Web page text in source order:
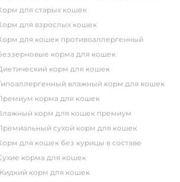
корм для старых кошек
корм для взрослых кошек
корм для кошек противоаллергенный
беззерновые корма для кошек
диетический корм для кошек
гипоаллергенный влажный корм для кошек
премиум корма для кошек
влажный корм для кошек премиум
премиальный сухой корм для кошек
корм для кошек без курицы в составе
сухие корма для кошек
жидкий корм для кошек